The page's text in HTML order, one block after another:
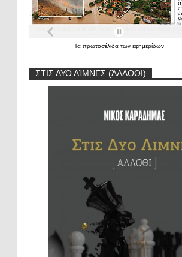
Τα πρωτοσέλιδα των εφημερίδων
ΣΤΙΣ ΔΥΟ ΛΊΜΝΕΣ (ΆΛΛΟΘΙ)